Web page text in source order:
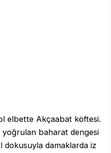
elbette Akçaabat köftesi.
yoğrulan baharat dengesi
damaklarda iz